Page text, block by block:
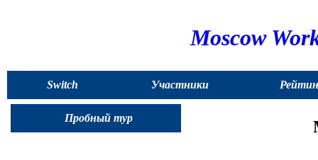
Moscow
Switch
to
English
Участники
Пробный тур